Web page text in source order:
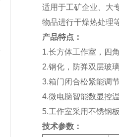
适用于工矿企业、大
物品进行干燥热处理
产品特点：
1.长方体工作室，四
2.钢化，防弹双层玻
3.箱门闭合松紧能调
4.微电脑智能数显控
5.工作室采用不锈钢
技术参数：